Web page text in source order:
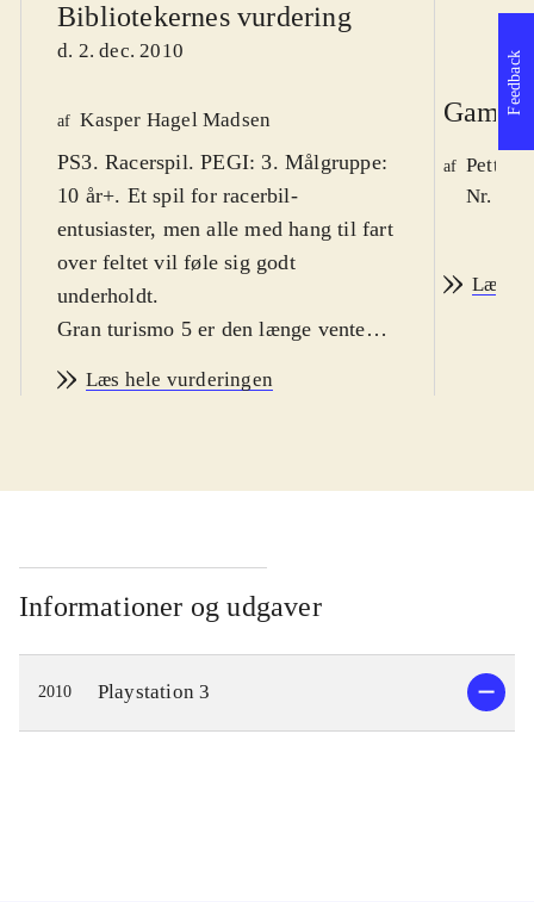
Bibliotekernes vurdering
d. 2. dec. 2010
af Kasper Hagel Madsen
PS3. Racerspil. PEGI: 3. Målgruppe:
10 år+. Et spil for racerbil-
entusiaster, men alle med hang til fart
over feltet vil føle sig godt
underholdt.
Gran turismo 5 er den længe ventede
Du kan vælge realistisk GT mode,
samme vælger en bil og racer mod
player. Du kan vælge mellem 1031
virkelige bilmodeller fx Lamborghini
og Mercedes. For første gang i serien
kan man online race mod op til 15
modstandere. Bilfysikken, lyseffekter
og lyde virker så realistisk, at det
andre baner. I spillets hoveddel, GT
Læs hele vurderingen
Game
af Petter
Nr.
Læs
Informationer og udgaver
2010 Playstation 3
Feedback